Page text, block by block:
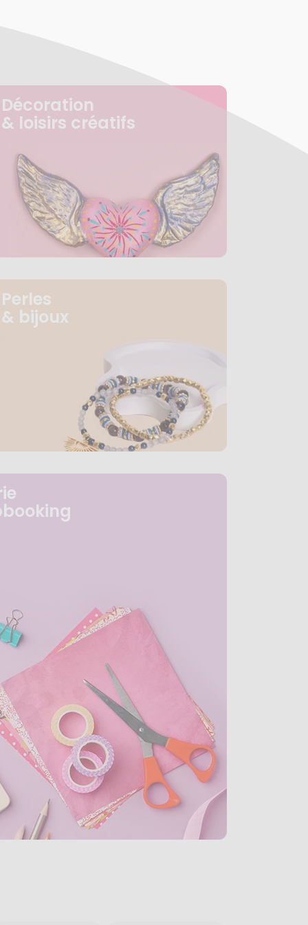
Décoration
& loisirs créatifs
Perles
& bijoux